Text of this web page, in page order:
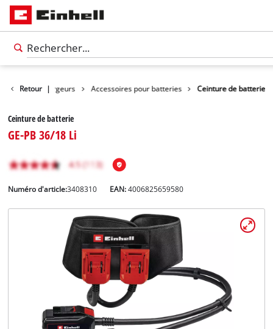
Français
Italiano
Retour |
Batteries / Chargeurs Accessoires pour batteries Ceinture de batterie
Ceinture de batterie
GE-PB 36/18 Li
Numéro d'article:3408310 EAN:4006825659580